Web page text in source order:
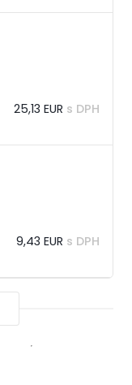
25,13 EUR s DPH
9,43 EUR s DPH